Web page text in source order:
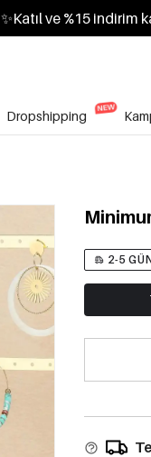
✨Katıl ve %15 indirim
Dropshipping
2-5